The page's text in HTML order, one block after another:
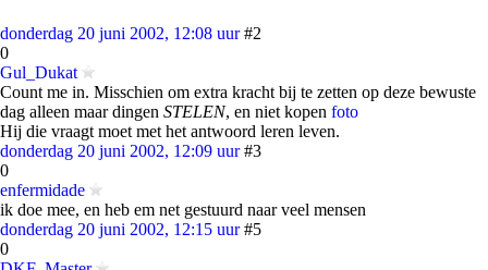
donderdag 20 juni 2002, 12:08 uur #2
0
Gul_Dukat
Count me in. Misschien om extra kracht bij te zetten op deze bewuste
dag alleen maar dingen STELEN, en niet kopen foto
Hij die vraagt moet met het antwoord leren leven.
donderdag 20 juni 2002, 12:09 uur #3
0
enfermidade
ik doe mee, en heb em net gestuurd naar veel mensen
donderdag 20 juni 2002, 12:15 uur #5
0